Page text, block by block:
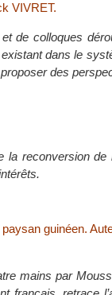
VIVRET.
de colloques
dans le
des
reconversion de
guinéen.
mains par